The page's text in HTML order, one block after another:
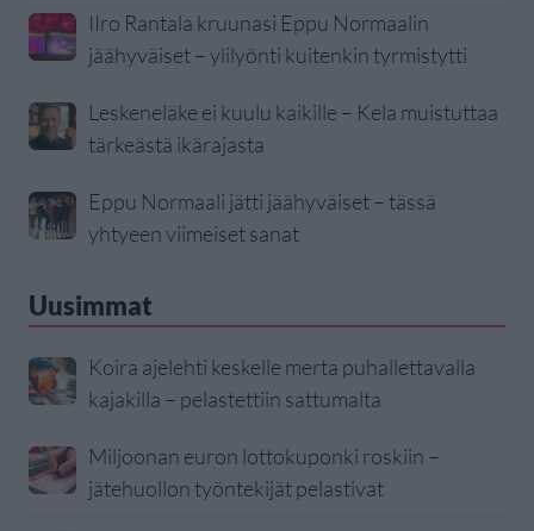
IIro Rantala kruunasi Eppu Normaalin
jäähyväiset – ylilyönti kuitenkin tyrmistytti
Leskeneläke ei kuulu kaikille – Kela muistuttaa
tärkeästä ikärajasta
Eppu Normaali jätti jäähyväiset – tässä
yhtyeen viimeiset sanat
Uusimmat
Koira ajelehti keskelle merta puhallettavalla
kajakilla – pelastettiin sattumalta
Miljoonan euron lottokuponki roskiin –
jätehuollon työntekijät pelastivat